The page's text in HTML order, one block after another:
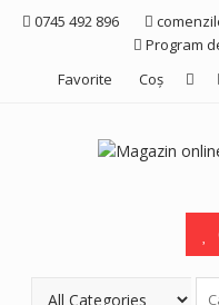
Skip 0745 492 896
Program
Favorite
Coş